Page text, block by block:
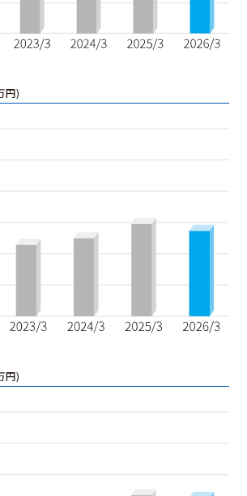
円)
円)